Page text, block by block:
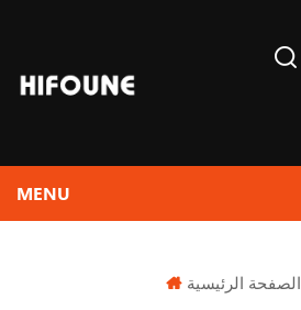
الصفحة الرئيسية